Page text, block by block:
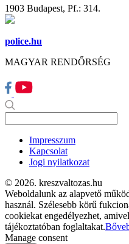
1903 Budapest, Pf.: 314.
police.hu
MAGYAR RENDŐRSÉG
Impresszum
Kapcsolat
Jogi nyilatkozat
© 2026. kreszvaltozas.hu
Weboldalunk az alapvető
használ. Szélesebb körű
cookiekat engedélyezhet,
tájékoztatóban foglaltakat.
Manage consent